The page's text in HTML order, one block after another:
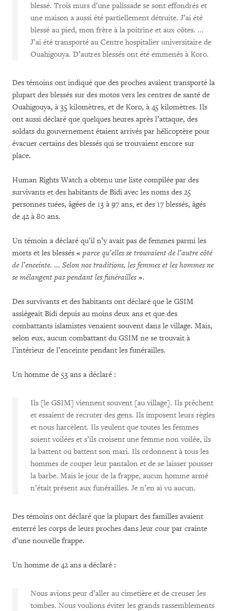
blessé. Trois murs d’une palissade se sont effondrés et
une maison a aussi été partiellement détruite. J’ai été
blessé au pied, mon frère à la poitrine et aux côtes. ...
J’ai été transporté au Centre hospitalier universitaire de
Ouahigouya. D’autres blessés ont été emmenés à Koro.
Des témoins ont indiqué que des proches avaient transporté la
plupart des blessés sur des motos vers les centres de santé de
Ouahigouya, à 35 kilomètres, et de Koro, à 45 kilomètres. Ils
ont aussi déclaré que quelques heures après l’attaque, des
soldats du gouvernement étaient arrivés par hélicoptère pour
évacuer certains des blessés qui se trouvaient encore sur
place.
Human Rights Watch a obtenu une liste compilée par des
survivants et des habitants de Bidi avec les noms des 25
personnes tuées, âgées de 13 à 97 ans, et des 17 blessés, âgés
de 42 à 80 ans.
Un témoin a déclaré qu’il n’y avait pas de femmes parmi les
morts et les blessés « parce qu’elles se trouvaient de l’autre côté
de l’enceinte. ... Selon nos traditions, les femmes et les hommes ne
se mélangent pas pendant les funérailles».
Des survivants et des habitants ont déclaré que le GSIM
assiégeait Bidi depuis au moins deux ans et que des
combattants islamistes venaient souvent dans le village. Mais,
selon eux, aucun combattant du GSIM ne se trouvait à
l’intérieur de l’enceinte pendant les funérailles.
Un homme de 53 ans a déclaré :
Ils [le GSIM] viennent souvent [au village]. Ils prêchent
et essaient de recruter des gens. Ils imposent leurs règles
et nous harcèlent. Ils veulent que toutes les femmes
soient voilées et s’ils croisent une femme non voilée, ils
la battent ou battent son mari. Ils ordonnent à tous les
hommes de couper leur pantalon et de se laisser pousser
la barbe. Mais le jour de la frappe, aucun homme armé
n’était présent aux funérailles. Je n’en ai vu aucun.
Des témoins ont déclaré que la plupart des familles avaient
enterré les corps de leurs proches dans leur cour par crainte
d’une nouvelle frappe.
Un homme de 42 ans a déclaré :
Nous avions peur d’aller au cimetière et de creuser les
tombes. Nous voulions éviter les grands rassemblements